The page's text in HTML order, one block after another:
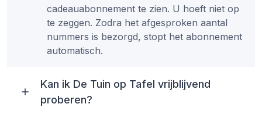
cadeauabonnement te zien. U hoeft niet op
te zeggen. Zodra het afgesproken aantal
nummers is bezorgd, stopt het abonnement
automatisch.
Kan ik De Tuin op Tafel vrijblijvend
proberen?